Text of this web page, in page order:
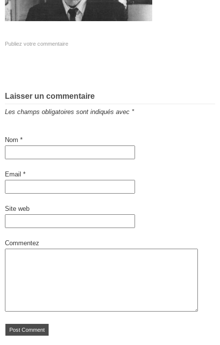
Publiez votre commentaire
Laisser un commentaire
Les champs obligatoires sont indiqués avec *
Nom *
Email *
Site web
Commentez